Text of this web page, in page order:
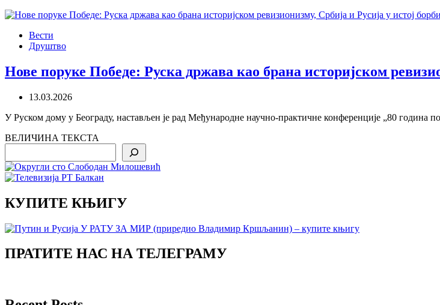
Вести
Друштво
Нове поруке Победе: Руска држава као брана историјском
13.03.2026
У Руском дому у Београду, настављен је рад Међународне научно-практичне конференције „80
ВЕЛИЧИНА ТЕКСТА
КУПИТЕ КЊИГУ
ПРАТИТЕ НАС НА ТЕЛЕГРАМУ